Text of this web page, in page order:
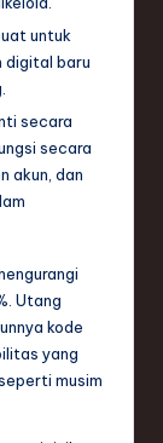
untuk
digital baru
secara
secara
akun, dan
Utang
kode
yang
musim